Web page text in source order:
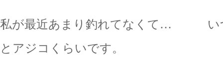
私が最近あまり釣れてなくて… い
とアジコくらいです。